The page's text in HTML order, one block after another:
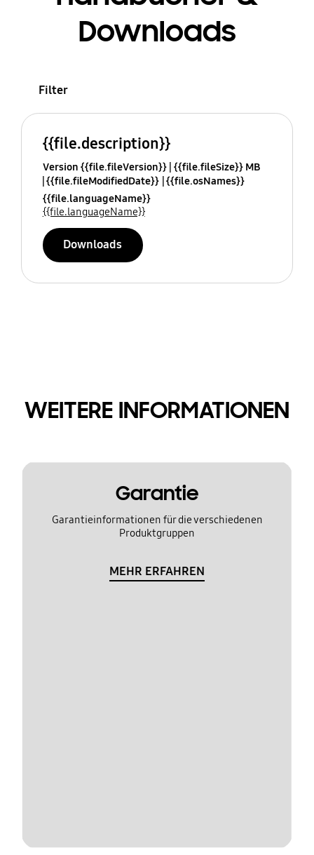
Downloads
Filter
{{file.description}}
Version {{file.fileVersion}} {{file.fileSize}} MB
{{file.fileModifiedDate}} {{file.osNames}}
{{file.languageName}}
{{file.languageName}}
Downloads
WEITERE INFORMATIONEN
Garantie
Garantieinformationen für die verschiedenen
Produktgruppen
MEHR ERFAHREN